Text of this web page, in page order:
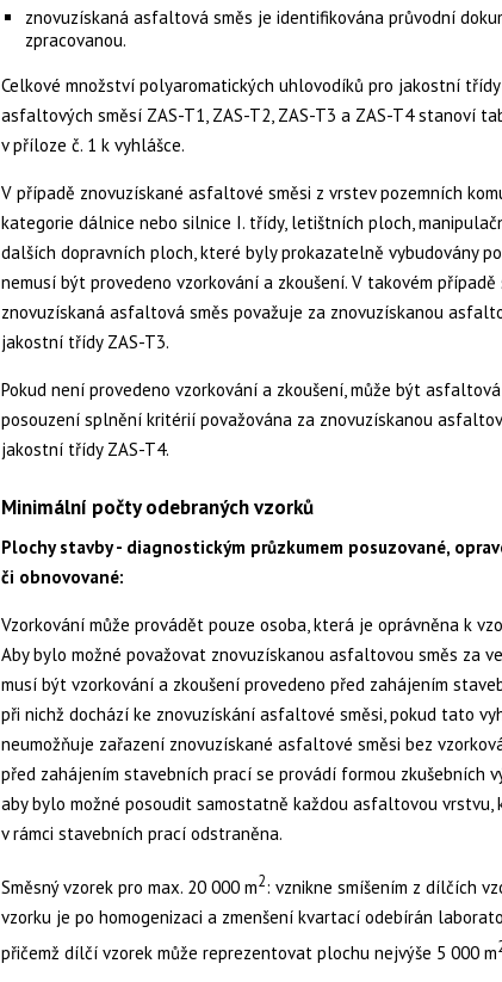
znovuzískaná asfaltová směs je identifikována průvodní
zpracovanou.
Celkové množství polyaromatických uhlovodíků pro jakostní
asfaltových směsí ZAS-T1, ZAS-T2, ZAS-T3 a ZAS-T4 stanoví
v příloze č. 1 k vyhlášce.
V případě znovuzískané asfaltové směsi z vrstev pozemních
kategorie dálnice nebo silnice I. třídy, letištních ploch,
dalších dopravních ploch, které byly prokazatelně vybudovány
nemusí být provedeno vzorkování a zkoušení. V takovém
znovuzískaná asfaltová směs považuje za znovuzískanou
jakostní třídy ZAS-T3.
Pokud není provedeno vzorkování a zkoušení, může být
posouzení splnění kritérií považována za znovuzískanou
jakostní třídy ZAS-T4.
Minimální počty odebraných vzorků
Plochy stavby - diagnostickým průzkumem posuzované,
či obnovované:
Vzorkování může provádět pouze osoba, která je oprávněna k
Aby bylo možné považovat znovuzískanou asfaltovou směs za
musí být vzorkování a zkoušení provedeno před zahájením
při nichž dochází ke znovuzískání asfaltové směsi, pokud tato
neumožňuje zařazení znovuzískané asfaltové směsi bez
před zahájením stavebních prací se provádí formou zkušebních
aby bylo možné posoudit samostatně každou asfaltovou vrstvu,
v rámci stavebních prací odstraněna.
Směsný vzorek pro max. 20 000 m2: vznikne smíšením z dílčích
vzorku je po homogenizaci a zmenšení kvartací odebírán
přičemž dílčí vzorek může reprezentovat plochu nejvýše 5 000 m